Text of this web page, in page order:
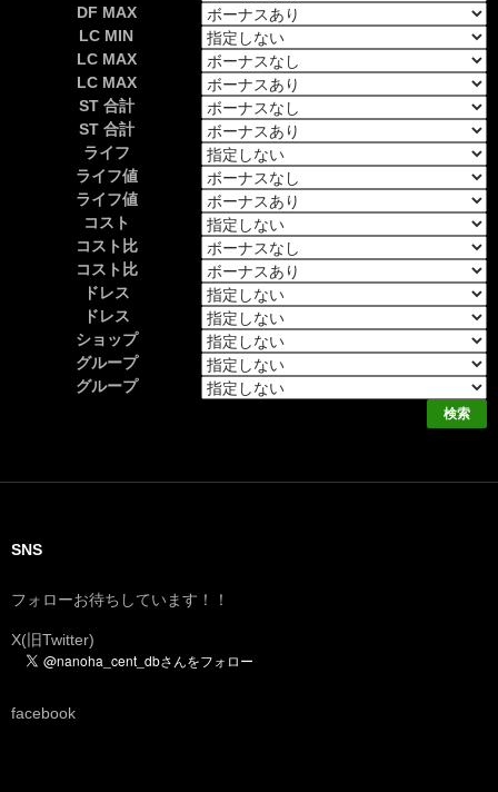
DF MAX
LC MIN
LC MAX
LC MAX
ST 合計
ST 合計
ライフ
ライフ値
ライフ値
コスト
コスト比
コスト比
ドレス
ドレス
ショップ
グループ
グループ
SNS
フォローお待ちしています！！
X(旧Twitter)
facebook